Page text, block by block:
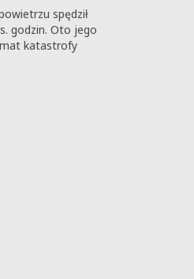
spędził
godzin. Oto jego
katastrofy